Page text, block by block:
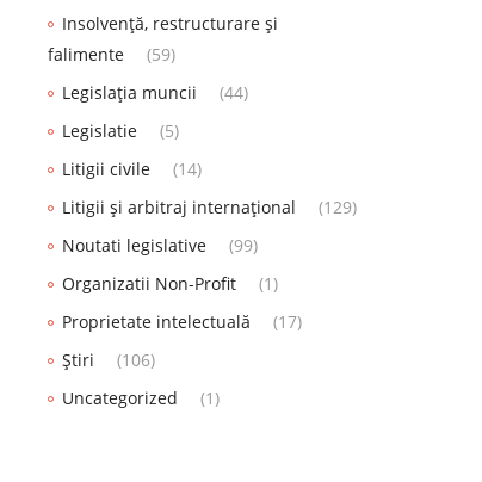
Insolvență, restructurare și
falimente
(59)
Legislația muncii
(44)
Legislatie
(5)
Litigii civile
(14)
Litigii și arbitraj internațional
(129)
Noutati legislative
(99)
Organizatii Non-Profit
(1)
Proprietate intelectuală
(17)
Știri
(106)
Uncategorized
(1)